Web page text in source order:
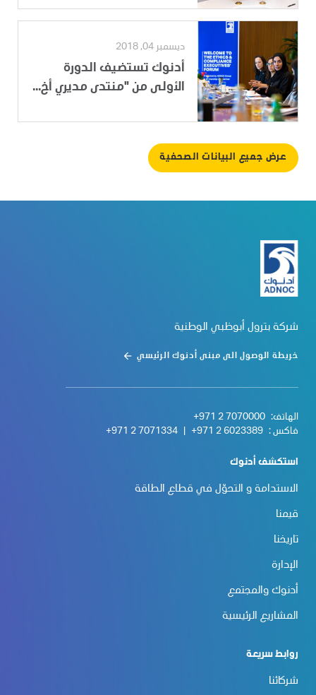
ديسمبر 04, 2018
أدنوك تستضيف الدورة
الأولى من "منتدى مديري أخ...
عرض جميع البيانات الصحفية
شركة بترول أبوظبي الوطنية
خريطة الوصول الى مبنى أدنوك الرئيسي
الهاتف: +971 2 7070000
فاكس : +971 2 6023389
+971 2 7071334
استكشف أدنوك
الاستدامة و التحوّل في قطاع الطاقة
قيمنا
تاريخنا
الإدارة
أدنوك والمجتمع
المشاريع الرئيسية
روابط سريعة
شركائنا